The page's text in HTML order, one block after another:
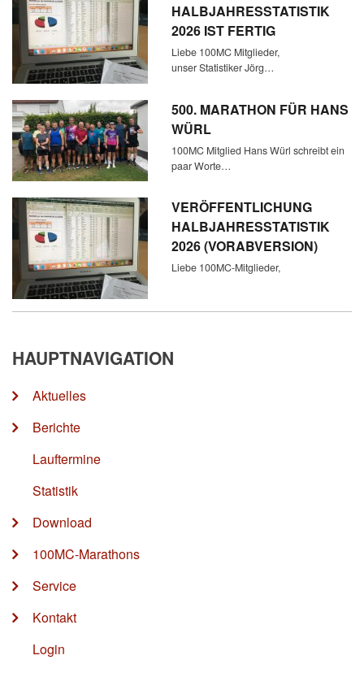
HALBJAHRESSTATISTIK
2026 IST FERTIG
Liebe 100MC Mitglieder,
unser Statistiker Jörg…
500. MARATHON FÜR HANS
WÜRL
100MC Mitglied Hans Würl schreibt ein
paar Worte…
VERÖFFENTLICHUNG
HALBJAHRESSTATISTIK
2026 (VORABVERSION)
Liebe 100MC-Mitglieder,
HAUPTNAVIGATION
Aktuelles
Berichte
Lauftermine
Statistik
Download
100MC-Marathons
Service
Kontakt
Login